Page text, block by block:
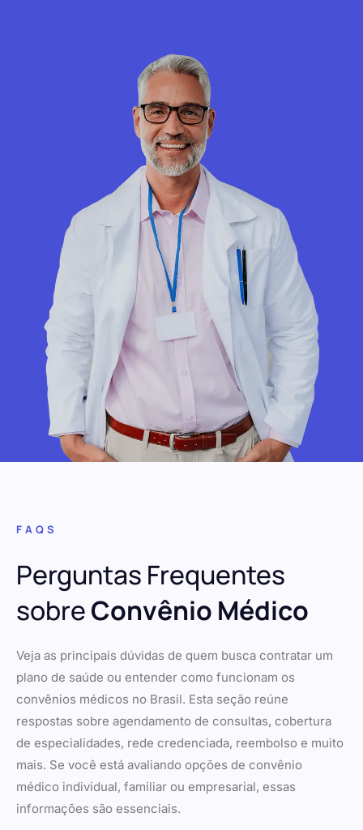
FAQS
Perguntas Frequentes
sobreConvênio Médico
Veja as principais dúvidas de quem busca contratar um
plano de saúde ou entender como funcionam os
convênios médicos no Brasil. Esta seção reúne
respostas sobre agendamento de consultas, cobertura
de especialidades, rede credenciada, reembolso e muito
mais. Se você está avaliando opções de convênio
médico individual, familiar ou empresarial, essas
informações são essenciais.